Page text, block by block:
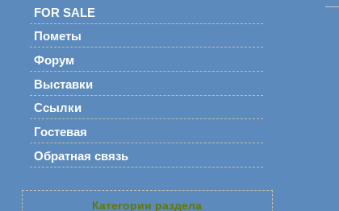
FOR SALE
Пометы
Форум
Выставки
Ссылки
Гостевая
Обратная связь
Категории раздела